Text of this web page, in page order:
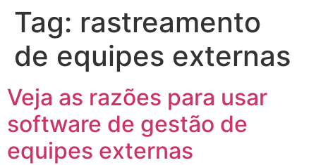
Tag: rastreamento
de equipes externas
Veja as razões para usar
software de gestão de
equipes externas